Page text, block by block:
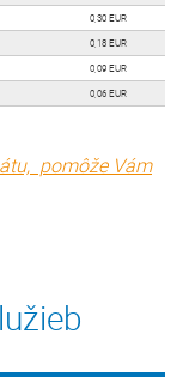
0,30 EUR
0,18 EUR
0,09 EUR
0,06 EUR
pomôže Vám